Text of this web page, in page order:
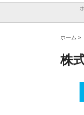
ホーム >
株